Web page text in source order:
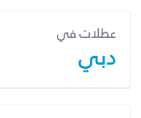
عطلات في
دبي